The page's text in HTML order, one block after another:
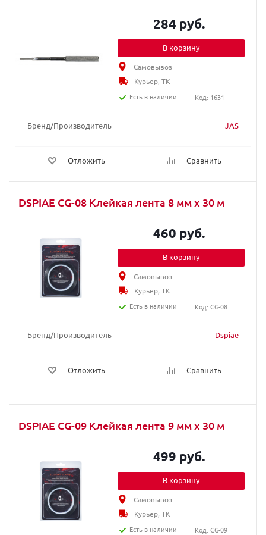
Бренд/Производитель JAS
Отложить Сравнить
284 руб.
В корзину
Самовывоз
Курьер, ТК
Есть в наличии
Код: 1631
DSPIAE CG-08 Клейкая лента 8 мм х 30 м
Бренд/Производитель Dspiae
Отложить Сравнить
460 руб.
В корзину
Самовывоз
Курьер, ТК
Есть в наличии
Код: CG-08
DSPIAE CG-09 Клейкая лента 9 мм х 30 м
499 руб.
В корзину
Самовывоз
Курьер, ТК
Есть в наличии
Код: CG-09